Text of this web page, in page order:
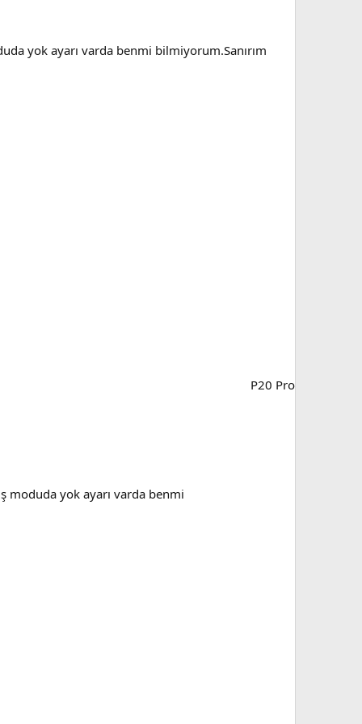
yok ayarı varda benmi bilmiyorum.Sanırım
P20 Pro
moduda yok ayarı varda benmi